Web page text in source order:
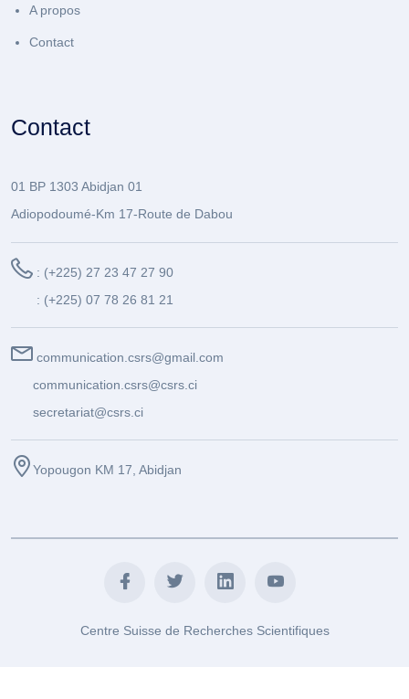
A propos
Contact
Contact
01 BP 1303 Abidjan 01
Adiopodoumé-Km 17-Route de Dabou
: (+225) 27 23 47 27 90
: (+225) 07 78 26 81 21
communication.csrs@gmail.com
communication.csrs@csrs.ci
secretariat@csrs.ci
Yopougon KM 17, Abidjan
Centre Suisse de Recherches Scientifiques